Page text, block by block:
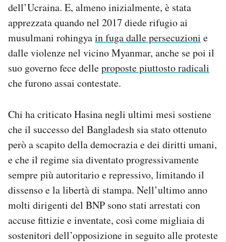
dell’Ucraina. E, almeno inizialmente, è stata
apprezzata quando nel 2017 diede rifugio ai
musulmani rohingyain fuga dalle persecuzioni e
dalle violenze nel vicino Myanmar, anche se poi il
suo governo fece delleproposte piuttosto radicali
che furono assai contestate.
Chi ha criticato Hasina negli ultimi mesi sostiene
che il successo del Bangladesh sia stato ottenuto
però a scapito della democrazia e dei diritti umani,
e che il regime sia diventato progressivamente
sempre più autoritario e repressivo, limitando il
dissenso e la libertà di stampa. Nell’ultimo anno
molti dirigenti del BNP sono stati arrestati con
accuse fittizie e inventate, così come migliaia di
sostenitori dell’opposizione in seguito alle proteste